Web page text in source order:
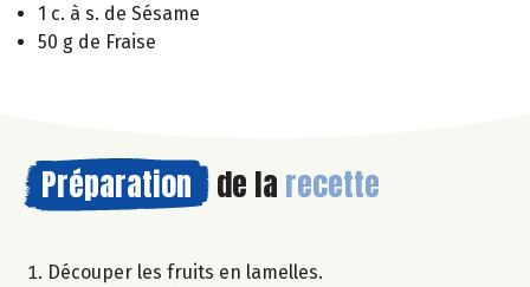
1 c. à s. de Sésame
50 g de Fraise
Préparation de la recette
Découper les fruits en lamelles.